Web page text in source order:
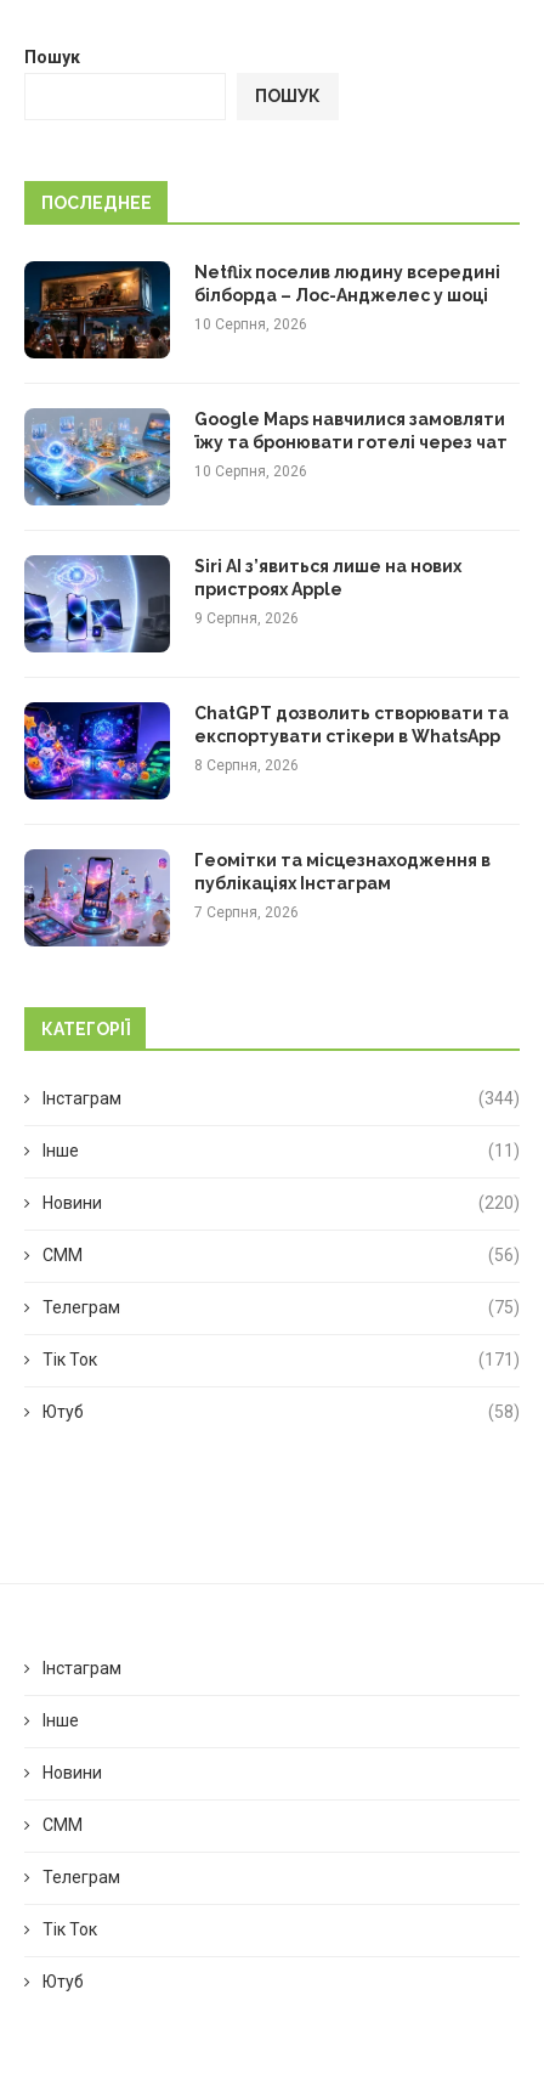
Пошук
ПОШУК
ПОСЛЕДНЕЕ
Netflix поселив людину всередині
білборда – Лос-Анджелес у шоці
10 Серпня, 2026
Google Maps навчилися замовляти
їжу та бронювати готелі через чат
10 Серпня, 2026
Siri AI з’явиться лише на нових
пристроях Apple
9 Серпня, 2026
ChatGPT дозволить створювати та
експортувати стікери в WhatsApp
8 Серпня, 2026
Геомітки та місцезнаходження в
публікаціях Інстаграм
7 Серпня, 2026
КАТЕГОРІЇ
Інстаграм (344)
Інше (11)
Новини (220)
СММ (56)
Телеграм (75)
Тік Ток (171)
Ютуб (58)
Інстаграм
Інше
Новини
СММ
Телеграм
Тік Ток
Ютуб